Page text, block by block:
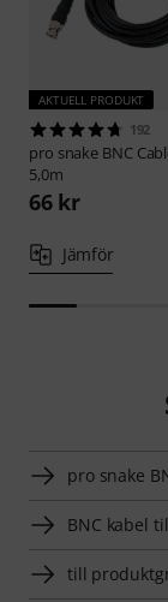
AKTUELL PRODUKT
192
pro snake BNC
5,0m
66 kr
Jämför
pro snake
BNC kabel
till